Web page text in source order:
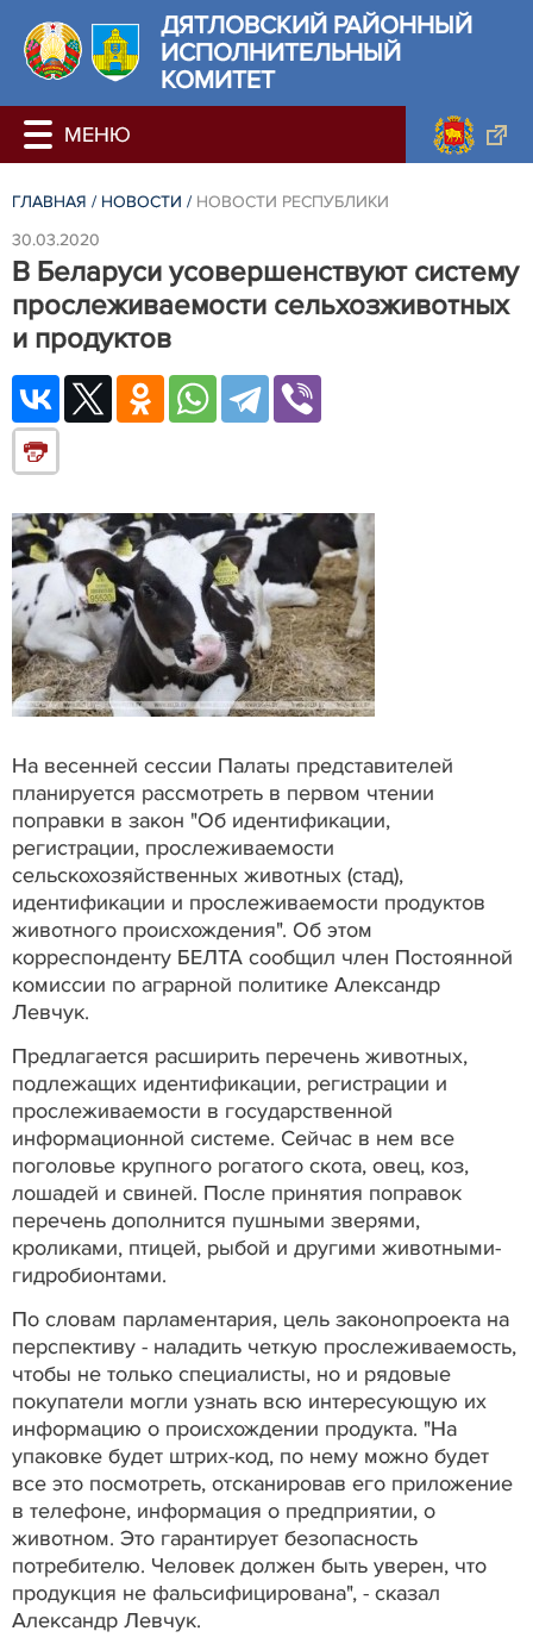
ДЯТЛОВСКИЙ РАЙОННЫЙ
ИСПОЛНИТЕЛЬНЫЙ
КОМИТЕТ
ГЛАВНАЯ / НОВОСТИ / НОВОСТИ РЕСПУБЛИКИ
30.03.2020
В Беларуси усовершенствуют систему
прослеживаемости сельхозживотных
и продуктов
На весенней сессии Палаты представителей
планируется рассмотреть в первом чтении
поправки в закон "Об идентификации,
регистрации, прослеживаемости
сельскохозяйственных животных (стад),
идентификации и прослеживаемости продуктов
животного происхождения". Об этом
корреспонденту БЕЛТА сообщил член Постоянной
комиссии по аграрной политике Александр
Левчук.
Предлагается расширить перечень животных,
подлежащих идентификации, регистрации и
прослеживаемости в государственной
информационной системе. Сейчас в нем все
поголовье крупного рогатого скота, овец, коз,
лошадей и свиней. После принятия поправок
перечень дополнится пушными зверями,
кроликами, птицей, рыбой и другими животными-
гидробионтами.
По словам парламентария, цель законопроекта на
перспективу - наладить четкую прослеживаемость,
чтобы не только специалисты, но и рядовые
покупатели могли узнать всю интересующую их
информацию о происхождении продукта. "На
упаковке будет штрих-код, по нему можно будет
все это посмотреть, отсканировав его приложение
в телефоне, информация о предприятии, о
животном. Это гарантирует безопасность
потребителю. Человек должен быть уверен, что
продукция не фальсифицирована", - сказал
Александр Левчук.